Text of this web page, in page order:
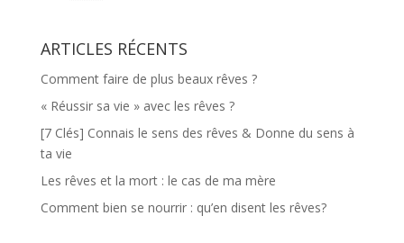
ARTICLES RÉCENTS
Comment faire de plus beaux rêves ?
« Réussir sa vie » avec les rêves ?
[7 Clés] Connais le sens des rêves & Donne du sens à
ta vie
Les rêves et la mort : le cas de ma mère
Comment bien se nourrir : qu’en disent les rêves?